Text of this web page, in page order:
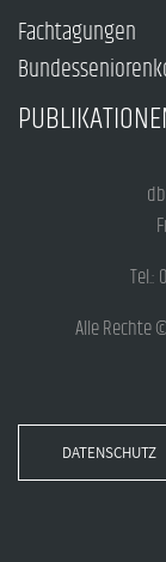
Fachtagungen
Tel.:
Alle Rechte
DATENSCHUTZ